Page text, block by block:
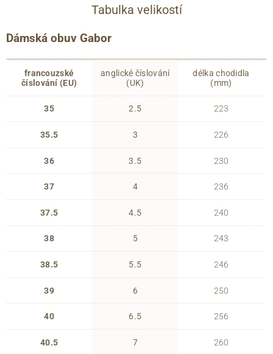
Tabulka velikostí
Dámská obuv Gabor
francouzské
číslování (EU)
35
35.5
36
37
37.5
38
38.5
39
40
40.5
anglické číslování
(UK)
2.5
3
3.5
4
4.5
5
5.5
6
6.5
7
délka chodidla
(mm)
223
226
230
236
240
243
246
250
256
260